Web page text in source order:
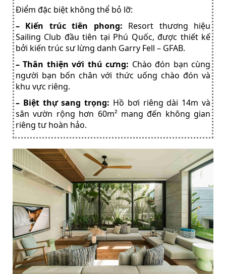
Điểm đặc biệt không thể bỏ lỡ:
– Kiến trúc tiên phong: Resort thương hiệu
Sailing Club đầu tiên tại Phú Quốc, được thiết kế
bởi kiến trúc sư lừng danh Garry Fell – GFAB.
– Thân thiện với thú cưng: Chào đón bạn cùng
người bạn bốn chân với thức uống chào đón và
khu vực riêng.
– Biệt thự sang trọng: Hồ bơi riêng dài 14m và
sân vườn rộng hơn 60m² mang đến không gian
riêng tư hoàn hảo.